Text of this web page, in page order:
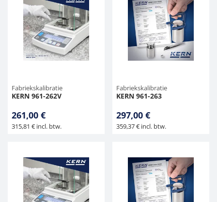
Fabriekskalibratie
KERN 961-262V
261,00 €
315,81 € incl. btw.
Fabriekskalibratie
KERN 961-263
297,00 €
359,37 € incl. btw.